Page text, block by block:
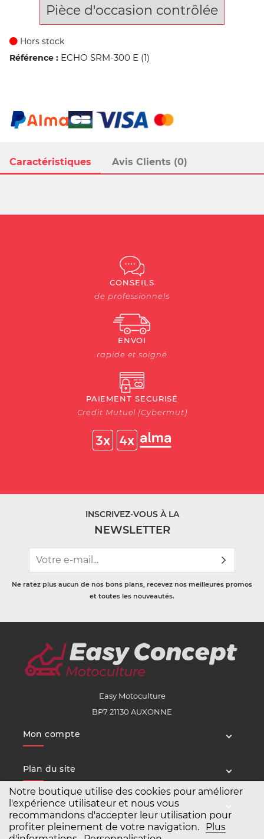
Notre boutique utilise des cookies pour améliorer
l'expérience utilisateur et nous vous
recommandons d'accepter leur utilisation pour
profiter pleinement de votre navigation.
Plus
Caractéristiques Avis Clients (0)
Pièce d'occasion contrôlée
Hors stock
Référence : ECHO SRM-300 E (1)
CONSEILS
de professionnels
ENVOI
rapide et soigné
PAIEMENT SECURISÉ
Crédit Mutuel (Cybermut)
INSCRIVEZ-VOUS À LA
NEWSLETTER
Ne ratez plus aucun de nos bons plans, recevez nos meilleures promos
et toutes les nouveautés.
Easy Motoculture
BP7 21130 AUXONNE
Mon compte
Plan du site
Service client